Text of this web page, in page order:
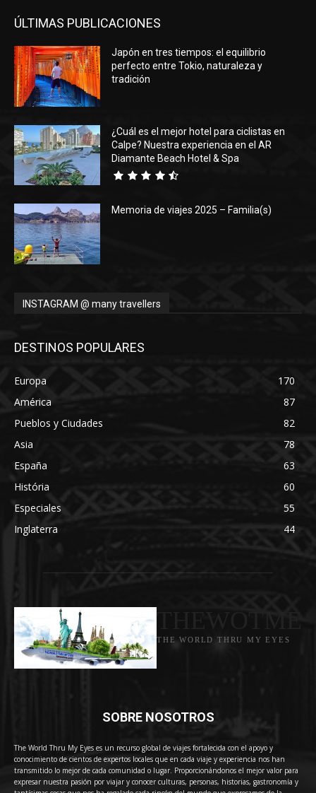
ÚLTIMAS PUBLICACIONES
Japón en tres tiempos: el equilibrio
perfecto entre Tokio, naturaleza y
tradición
¿Cuál es el mejor hotel para ciclistas en
Calpe? Nuestra experiencia en el AR
Diamante Beach Hotel & Spa
Memoria de viajes 2025 – Familia(s)
INSTAGRAM @ many travellers
DESTINOS POPULARES
Europa
170
América
87
Pueblos y Ciudades
82
Asia
78
España
63
História
60
Especiales
55
Inglaterra
44
THE WORLD THRU MY EYES
SOBRE NOSOTROS
The World Thru My Eyes es un recurso global de viajes fortalecida con el apoyo y
conocimiento de cientos de expertos locales que en cada viaje y experiencia nos han
transmitido lo mejor de cada comunidad o lugar. Proporcionándonos el mejor valor para
expresar nuestra pasión por viajar y conocer culturas, personas, historias, gastronomía y